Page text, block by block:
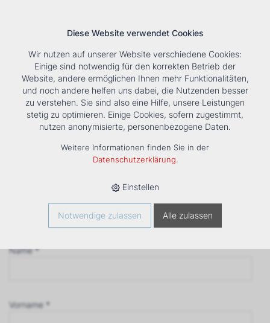
Tools Unternehmen Karriere KontaktSuche
‹ Zurück
Anfrage
Name *
Vorname *
Diese Website verwendet Cookies
Wir nutzen auf unserer Website verschiedene Cookies:
Einige sind notwendig für den korrekten Betrieb der
Website, andere ermöglichen Ihnen mehr Funktionalitäten,
und noch andere helfen uns dabei, die Nutzenden besser
zu verstehen. Sie sind also eine Hilfe, unsere Leistungen
stetig zu optimieren. Einige Cookies, sofern zugestimmt,
nutzen anonymisierte, personenbezogene Daten.
Weitere Informationen finden Sie in der
Datenschutzerklärung.
Einstellen
Notwendige zulassen Alle zulassen